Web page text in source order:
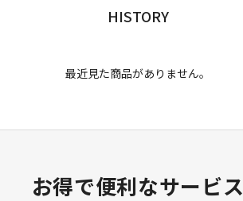
HISTORY
最近見た商品がありません。
お得で便利なサービス